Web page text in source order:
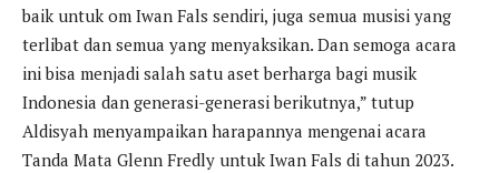
baik untuk om Iwan Fals sendiri, juga semua musisi yang
terlibat dan semua yang menyaksikan. Dan semoga acara
ini bisa menjadi salah satu aset berharga bagi musik
Indonesia dan generasi-generasi berikutnya,” tutup
Aldisyah menyampaikan harapannya mengenai acara
Tanda Mata Glenn Fredly untuk Iwan Fals di tahun 2023.